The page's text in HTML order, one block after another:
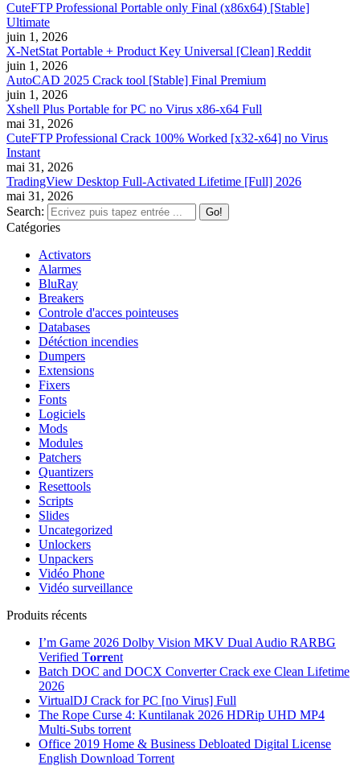
CuteFTP Professional Portable only Final (x86x64) [Stable]
Ultimate
juin 1, 2026
X-NetStat Portable + Product Key Universal [Clean] Reddit
juin 1, 2026
AutoCAD 2025 Crack tool [Stable] Final Premium
juin 1, 2026
Xshell Plus Portable for PC no Virus x86-x64 Full
mai 31, 2026
CuteFTP Professional Crack 100% Worked [x32-x64] no Virus
Instant
mai 31, 2026
TradingView Desktop Full-Activated Lifetime [Full] 2026
mai 31, 2026
Search:
Catégories
Activators
Alarmes
BluRay
Breakers
Controle d'acces pointeuses
Databases
Détéction incendies
Dumpers
Extensions
Fixers
Fonts
Logiciels
Mods
Modules
Patchers
Quantizers
Resettools
Scripts
Slides
Uncategorized
Unlockers
Unpackers
Vidéo Phone
Vidéo surveillance
Produits récents
I’m Game 2026 Dolby Vision MKV Dual Audio RARBG
Verified T𝐨𝐫𝐫𝐞nt
Batch DOC and DOCX Converter Crack exe Clean Lifetime
2026
VirtualDJ Crack for PC [no Virus] Full
The Rope Curse 4: Kuntilanak 2026 HDRip UHD MP4
Multi-Subs torrent
Office 2019 Home & Business Debloated Digital License
English Dоwnlоad Torrent